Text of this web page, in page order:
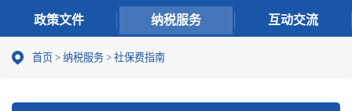
政策文件 纳税服务 互动交流
首页 > 纳税服务 > 社保费指南